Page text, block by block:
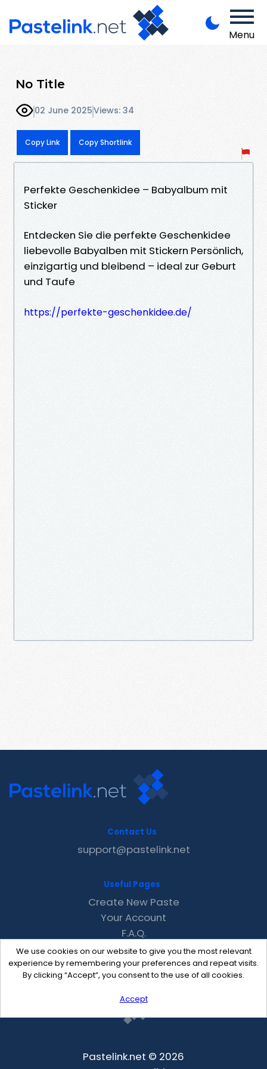
Menu
No Title
02 June 2025Views: 34
Copy Link Copy Shortlink
Perfekte Geschenkidee – Babyalbum mit
Sticker
Entdecken Sie die perfekte Geschenkidee
liebevolle Babyalben mit Stickern Persönlich,
einzigartig und bleibend – ideal zur Geburt
und Taufe
https://perfekte-geschenkidee.de/
We use cookies on our website to give you the most relevant
experience by remembering your preferences and repeat visits.
By clicking “Accept”, you consent to the use of all cookies.
Accept
Contact Us
support@pastelink.net
Useful Pages
Create New Paste
Your Account
F.A.Q.
Recent
Contact
Pastelink.net © 2026